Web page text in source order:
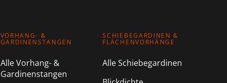
VORHANG- &
GARDINENSTANGEN
Alle Vorhang- &
Gardinenstangen
SCHIEBEGARDINEN &
FLÄCHENVORHÄNGE
Alle Schiebegardinen